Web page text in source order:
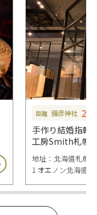
距離 彌彦神社
手作り結婚指輪
工房Smith札幌
地址：北海道札幌
1 オエノン北海道